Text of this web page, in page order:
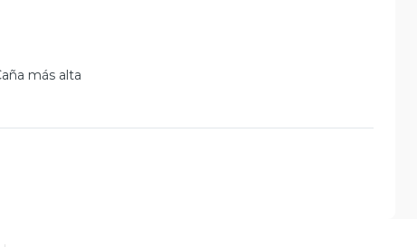
más alta